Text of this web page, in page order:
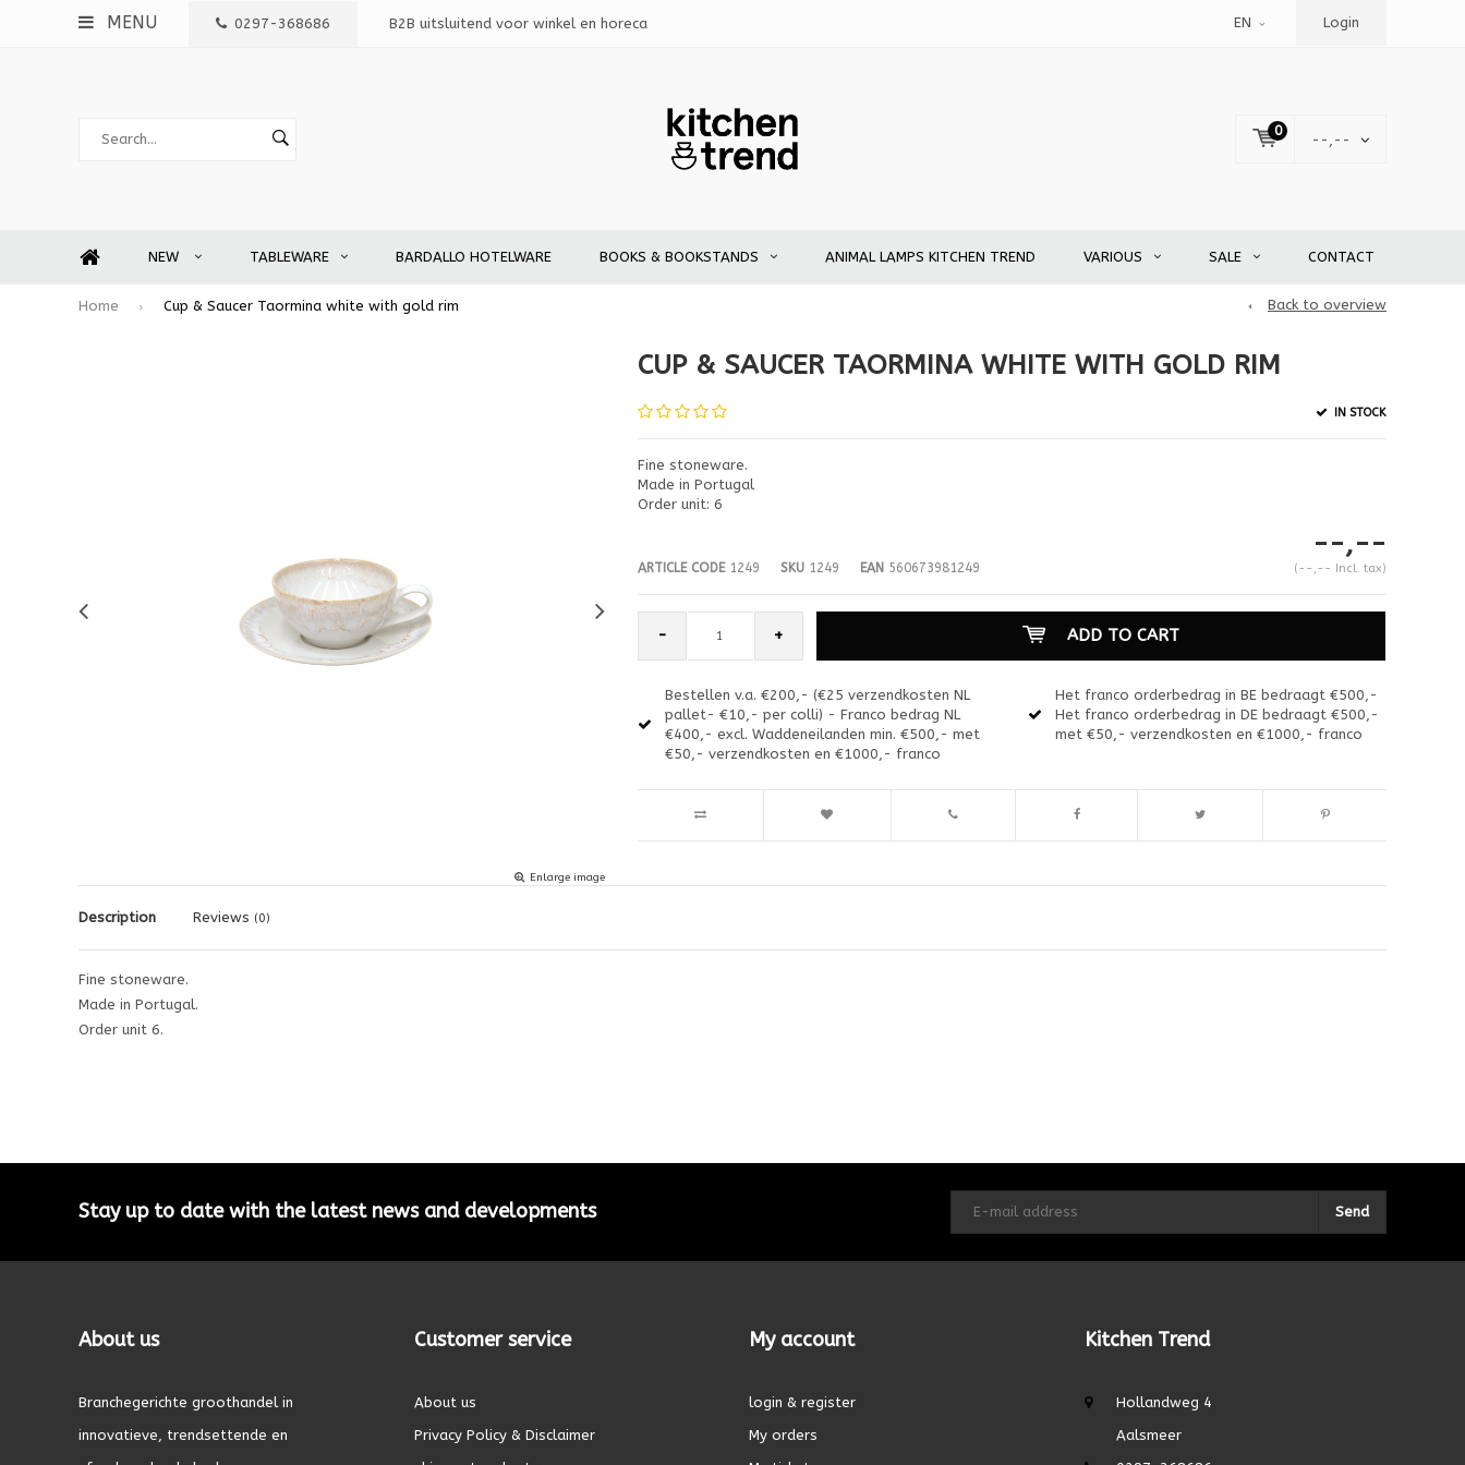
MENU 0297-368686 B2B uitsluitend voor winkel en horeca EN Login
0
--,--
NEW TABLEWARE BARDALLO HOTELWARE BOOKS & BOOKSTANDS ANIMAL LAMPS KITCHEN TREND VARIOUS SALE CONTACT
Home Cup & Saucer Taormina white with gold rim Back to overview
Enlarge image
CUP & SAUCER TAORMINA WHITE WITH GOLD RIM
IN STOCK
Fine stoneware.
Made in Portugal
Order unit: 6
ARTICLE CODE1249 SKU1249 EAN560673981249
--,--
(--,-- Incl. tax)
- + ADD TO CART
Bestellen v.a. €200,- (€25 verzendkosten NL
pallet- €10,- per colli) - Franco bedrag NL
€400,- excl. Waddeneilanden min. €500,- met
€50,- verzendkosten en €1000,- franco
Het franco orderbedrag in BE bedraagt €500,-
Het franco orderbedrag in DE bedraagt €500,-
met €50,- verzendkosten en €1000,- franco
Description Reviews (0)
Fine stoneware.
Made in Portugal.
Order unit 6.
Stay up to date with the latest news and developments Send
About us
Branchegerichte groothandel in
innovatieve, trendsettende en
Customer service
About us
Privacy Policy & Disclaimer
My account
login & register
My orders
Kitchen Trend
Hollandweg 4
Aalsmeer